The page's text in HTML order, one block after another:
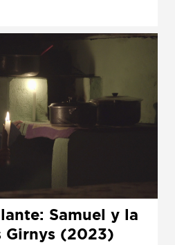
Samuel y la
Girnys (2023)